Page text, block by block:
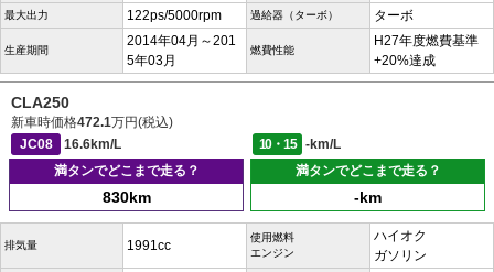
最大出力 122ps/5000rpm 過給器（ターボ） ターボ
生産期間
2014年04月～201
5年03月
燃費性能
H27年度燃費基準
+20%達成
CLA250
新車時価格472.1万円(税込)
JC08
16.6km/L 10・15
-km/L
満タンでどこまで走る？
830km
満タンでどこまで走る？
-km
排気量 1991cc
使用燃料
エンジン
ハイオク
ガソリン